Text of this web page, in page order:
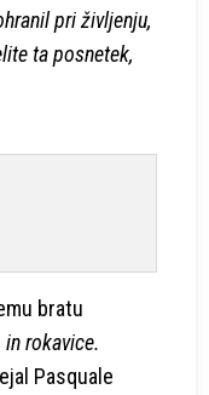
pri življenju,
ta posnetek,
bratu
rokavice.
Pasquale